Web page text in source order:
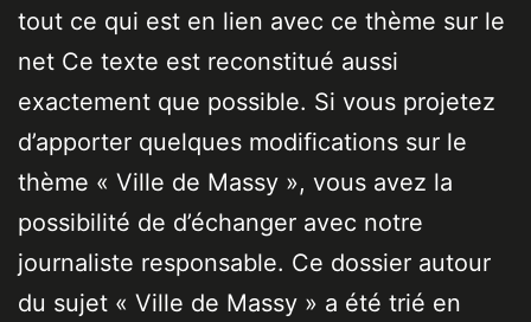
tout ce qui est en lien avec ce thème sur le
net Ce texte est reconstitué aussi
exactement que possible. Si vous projetez
d’apporter quelques modifications sur le
thème « Ville de Massy », vous avez la
possibilité de d’échanger avec notre
journaliste responsable. Ce dossier autour
du sujet « Ville de Massy » a été trié en